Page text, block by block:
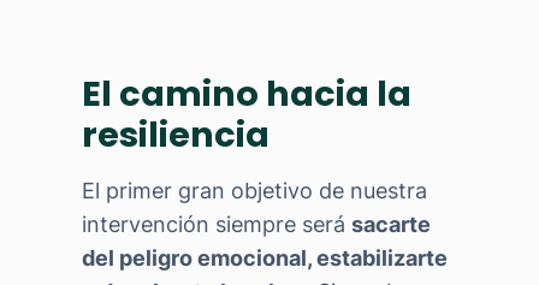
El camino hacia la
resiliencia
El primer gran objetivo de nuestra
intervención siempre será sacarte
del peligro emocional, estabilizarte